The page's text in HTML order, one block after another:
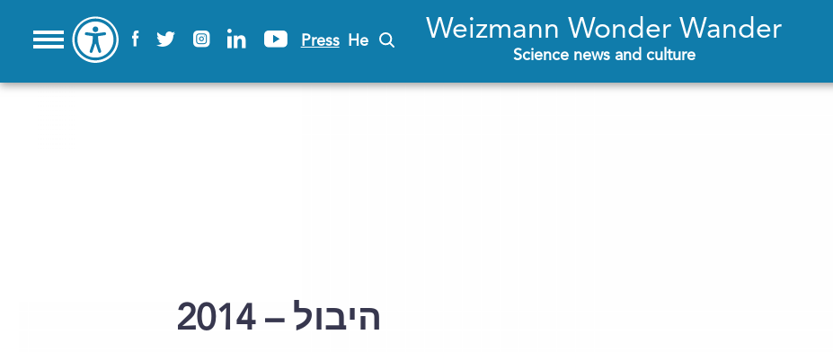
Press He Weizmann Wonder Wander
Science news and culture
2014 – היבול